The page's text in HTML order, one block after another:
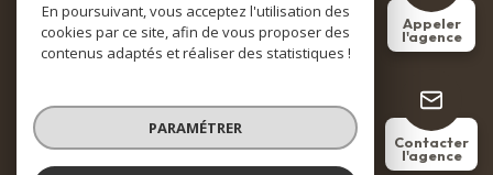
Appeler
l'agence
Contacter
l'agence
Cookies
© 2026 | Tous droits réservés
En poursuivant, vous acceptez l'utilisation des
cookies par ce site, afin de vous proposer des
contenus adaptés et réaliser des statistiques !
PARAMÉTRER